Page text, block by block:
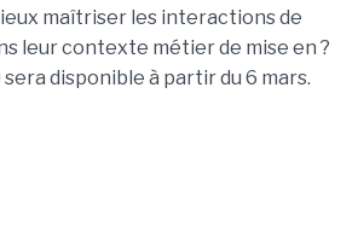
maîtriser les interactions de
leur contexte métier de mise en ?
disponible à partir du 6 mars.